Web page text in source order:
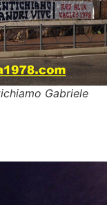
Gabriele